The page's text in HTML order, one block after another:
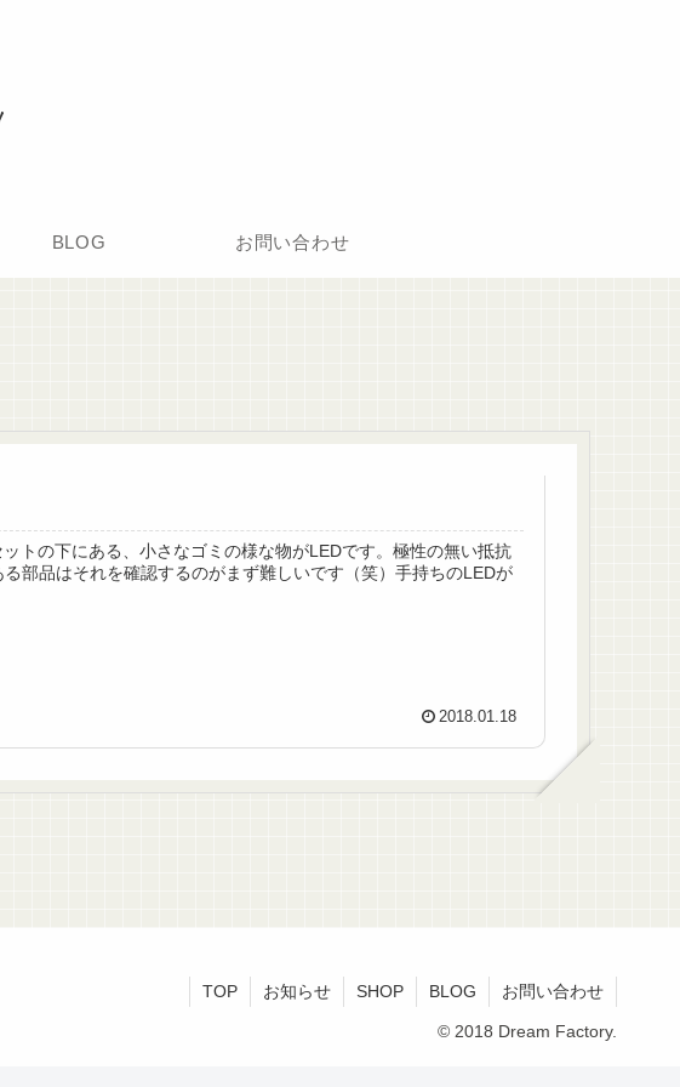
BLOG お問い合わせ
トの下にある、小さなゴミの様な物がLEDです。極性の無い抵抗
部品はそれを確認するのがまず難しいです（笑）手持ちのLEDが
2018.01.18
TOP お知らせ SHOP BLOG お問い合わせ
© 2018 Dream Factory.